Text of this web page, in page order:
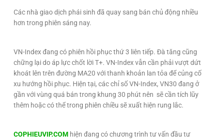
Các nhà giao dịch phái sinh đã quay sang bán chủ động nhiều
hơn trong phiên sáng nay.
VN-Index đang có phiên hồi phục thứ 3 liên tiếp. Đà tăng cũng
chững lại do áp lực chốt lời T+. VN-Index vẫn cần phải vượt dứt
khoát lên trên đường MA20 với thanh khoản lan tỏa để củng cố
xu hướng hồi phục. Hiện tại, các chỉ số VN-Index, VN30 đang ở
gần với vùng quá bán trong khung 30 phút nên sẽ cần tích lũy
thêm hoặc có thể trong phiên chiều sẽ xuất hiện rung lắc.
COPHIEUVIP.COM hiện đang có chương trình tư vấn đầu tư